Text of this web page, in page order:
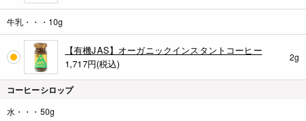
牛乳・・・10g
【有機JAS】オーガニックインスタントコーヒー
1,717円(税込)
2g
コーヒーシロップ
水・・・50g